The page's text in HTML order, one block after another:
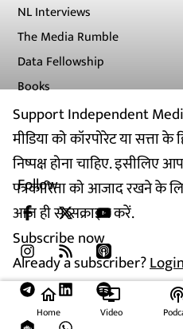
Support Independent
मीडिया को कॉरपोरेट या सत्ता
निष्पक्ष होना चाहिए. इसीलिए
पत्रकारिता को आजाद रखने के
आज ही सब्सक्राइब करें.
Subscribe now
Already a subscriber?
NL Interviews
The Media Rumble
Data Fellowship
Books
Follow
home
Home
ondemand_video
Video